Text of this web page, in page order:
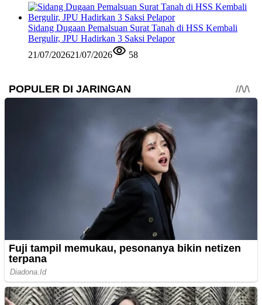
Sidang Dugaan Pemalsuan Surat Tanah di HSS Kembali
Bergulir, JPU Hadirkan 3 Saksi Pelapor
21/07/202621/07/2026 58